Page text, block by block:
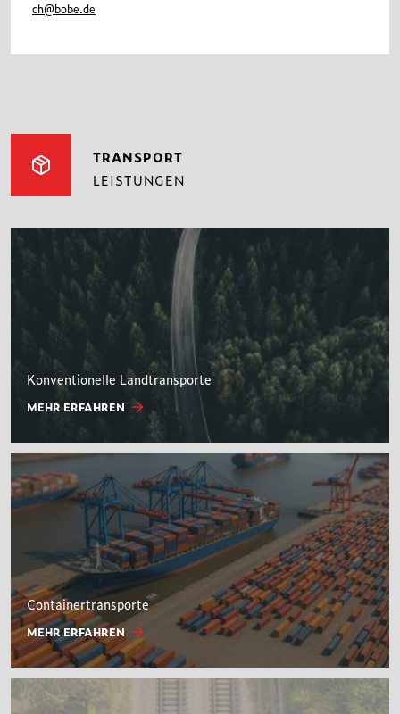
ch@bobe.de
TRANSPORT
LEISTUNGEN
Konventionelle Landtransporte
MEHR ERFAHREN
Containertransporte
MEHR ERFAHREN